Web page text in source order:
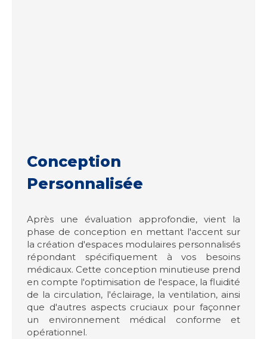
Conception
Personnalisée
Après une évaluation approfondie, vient la
phase de conception en mettant l'accent sur
la création d'espaces modulaires personnalisés
répondant spécifiquement à vos besoins
médicaux. Cette conception minutieuse prend
en compte l'optimisation de l'espace, la fluidité
de la circulation, l'éclairage, la ventilation, ainsi
que d'autres aspects cruciaux pour façonner
un environnement médical conforme et
opérationnel.